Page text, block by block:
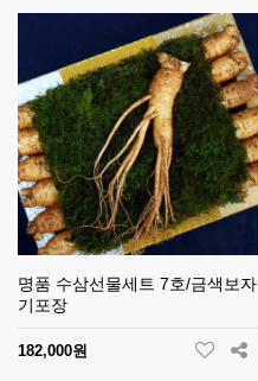
명품 수삼선물세트 7호/금색보자
기포장
182,000원